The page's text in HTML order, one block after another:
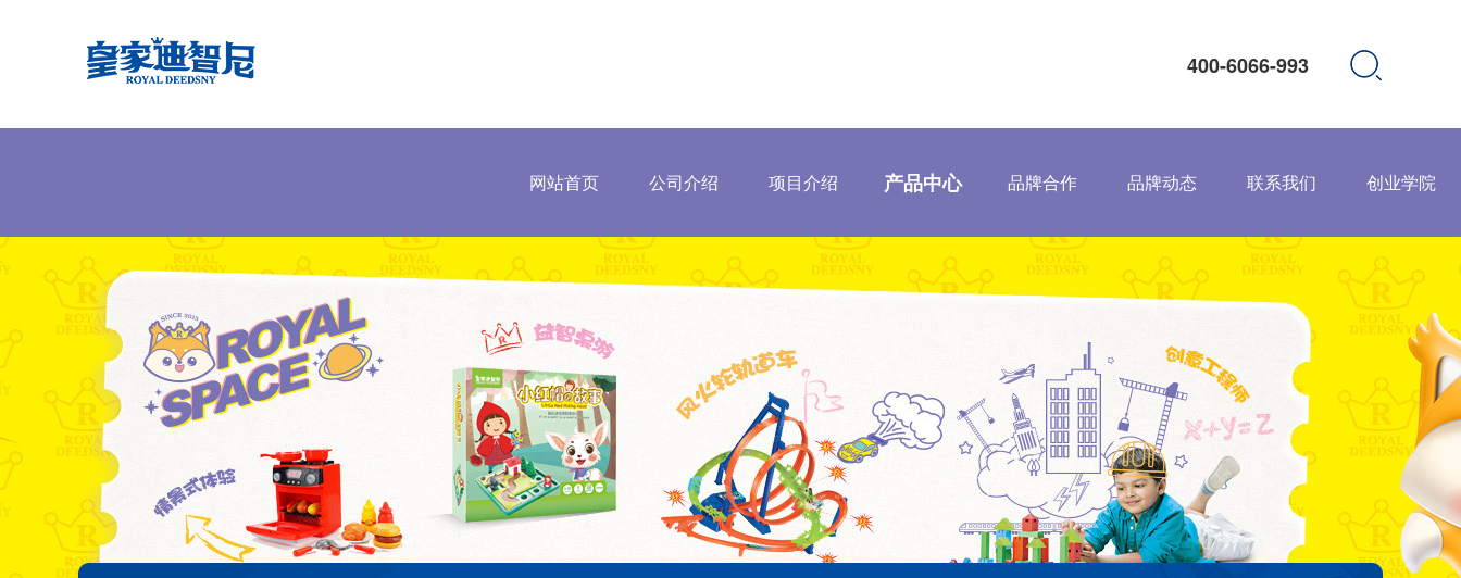
400-6066-993
网站首页 公司介绍 项目介绍 产品中心 品牌合作 品牌动态 联系我们 创业学院